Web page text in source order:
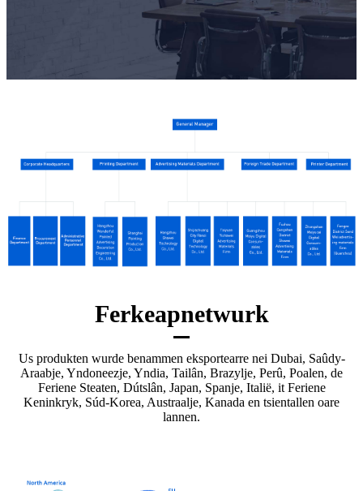
Ferkeapnetwurk
Us produkten wurde benammen eksportearre nei Dubai, Saûdy-
Araabje, Yndoneezje, Yndia, Tailân, Brazylje, Perû, Poalen, de
Feriene Steaten, Dútslân, Japan, Spanje, Italië, it Feriene
Keninkryk, Súd-Korea, Austraalje, Kanada en tsientallen oare
lannen.